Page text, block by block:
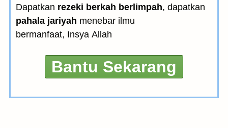
Dapatkan rezeki berkah berlimpah, dapatkan
pahala jariyah menebar ilmu
bermanfaat, Insya Allah
Bantu Sekarang